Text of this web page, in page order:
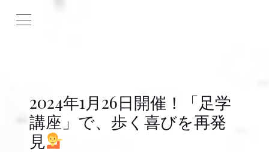
2024年1月26日開催！「足学
講座」で、歩く喜びを再発
見